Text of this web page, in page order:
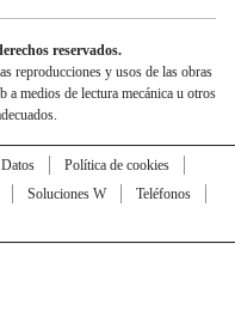
reservados.
reproducciones y usos de las obras
a medios de lectura mecánica u otros
Política de cookies
Soluciones W
Teléfonos